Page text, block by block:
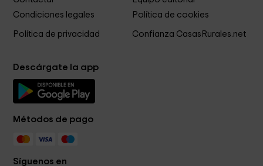
Condiciones legales
Política de cookies
Política de privacidad Confianza CasasRurales.net
Descárgate la app
Métodos de pago
Síguenos en